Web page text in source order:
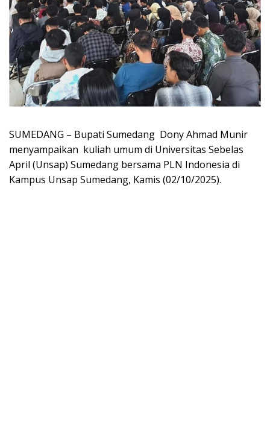
SUMEDANG – Bupati Sumedang Dony Ahmad Munir
menyampaikan kuliah umum di Universitas Sebelas
April (Unsap) Sumedang bersama PLN Indonesia di
Kampus Unsap Sumedang, Kamis (02/10/2025).